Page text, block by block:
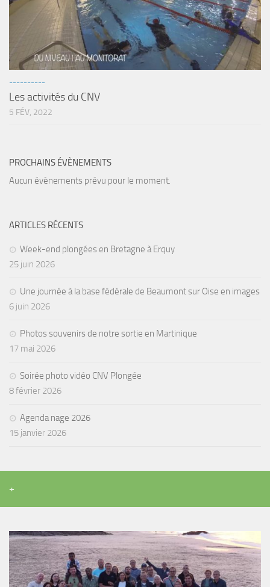
Organisation
Responsables
Fosse
APNEE
SORTIES
Sorties 2025
Sorties 2024
Sorties 2022
Sorties 2018
Sorties 2016
Sorties 2014
Environnement et Biologie Sub
Peinture
NAGE
NAP / NEV
----------
Les activités du CNV
5 FÉV, 2022
PROCHAINS ÉVÈNEMENTS
Aucun évènements prévu pour le moment.
ARTICLES RÉCENTS
Week-end plongées en Bretagne à Erquy
25 juin 2026
Une journée à la base fédérale de Beaumont sur Oise en images
6 juin 2026
Photos souvenirs de notre sortie en Martinique
17 mai 2026
Soirée photo vidéo CNV Plongée
8 février 2026
Agenda nage 2026
15 janvier 2026
+